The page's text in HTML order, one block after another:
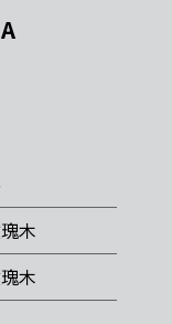
木
木